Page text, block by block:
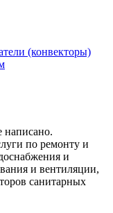
(конвекторы)
написано.
по ремонту и
и
и вентиляции,
санитарных